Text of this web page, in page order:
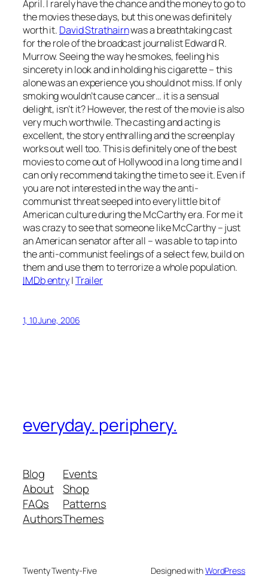
April. I rarely have the chance and the money to go to
the movies these days, but this one was definitely
worth it. David Strathairnwas a breathtaking cast
for the role of the broadcast journalist Edward R.
Murrow. Seeing the way he smokes, feeling his
sincerety in look and in holding his cigarette – this
alone was an experience you should not miss. If only
smoking wouldn’t cause cancer… it is a sensual
delight, isn’t it? However, the rest of the movie is also
very much worthwile. The casting and acting is
excellent, the story enthralling and the screenplay
works out well too. This is definitely one of the best
movies to come out of Hollywood in a long time and I
can only recommend taking the time to see it. Even if
you are not interested in the way the anti-
communist threat seeped into every little bit of
American culture during the McCarthy era. For me it
was crazy to see that someone like McCarthy – just
an American senator after all – was able to tap into
the anti-communist feelings of a select few, build on
them and use them to terrorize a whole population.
IMDbentry|Trailer
1, 10 June, 2006
everyday. periphery.
Blog
About
FAQs
Authors
Events
Shop
Patterns
Themes
Twenty Twenty-Five Designed withWordPress